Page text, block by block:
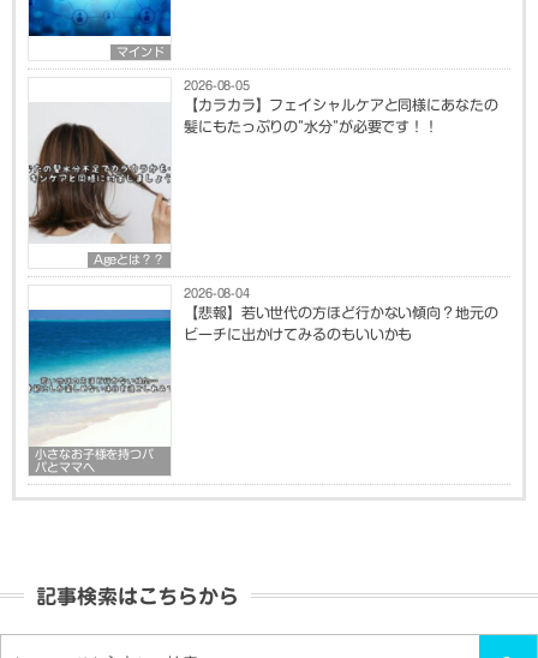
マインド
Ageとは？？
2026-08-05
【カラカラ】フェイシャルケアと同様にあなたの
髪にもたっぷりの”水分”が必要です！！
小さなお子様を持つパ
パとママへ
2026-08-04
【悲報】若い世代の方ほど行かない傾向？地元の
ビーチに出かけてみるのもいいかも
記事検索はこちらから